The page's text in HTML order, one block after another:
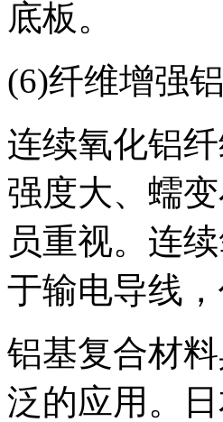
底板。
(6)纤维增强
连续氧化铝
强度大、蠕
员重视。连
于输电导线
铝基复合材
泛的应用。